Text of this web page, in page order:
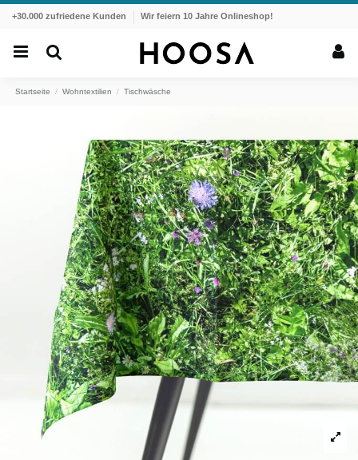
+30.000 zufriedene Kunden Wir feiern 10 Jahre Onlineshop!
Startseite Wohntextilien Tischwäsche